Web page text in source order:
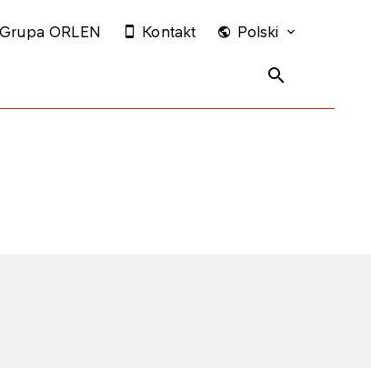
Grupa ORLEN Kontakt Polski